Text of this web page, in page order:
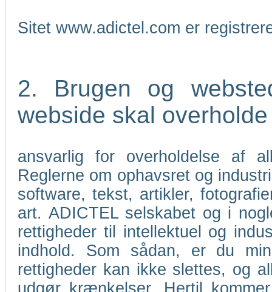
Sitet www.adictel.com er
2. Brugen og
webside skal
ansvarlig for overholdelse af
Reglerne om ophavsret og
software, tekst, artikler,
art. ADICTEL selskabet og i
rettigheder til intellektuel og
indhold. Som sådan, er du
rettigheder kan ikke slettes, og
udgør krænkelser. Hertil